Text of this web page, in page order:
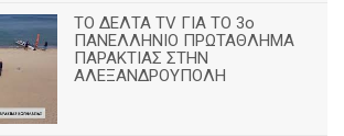
ΤΟ ΔΕΛΤΑ ΤV ΓΙΑ ΤΟ 3ο
ΠΑΝΕΛΛΗΝΙΟ ΠΡΩΤΑΘΛΗΜΑ
ΠΑΡΑΚΤΙΑΣ ΣΤΗΝ
ΑΛΕΞΑΝΔΡΟΥΠΟΛΗ